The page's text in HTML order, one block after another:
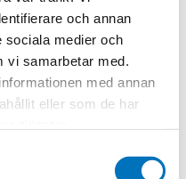
och annan
sociala medier och
vi samarbetar med.
med annan
eller som de har